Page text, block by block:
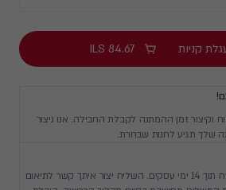
קניות ILS 84.67
וקיצור זמן ההמתנה לקבלת החבילה. אנו ניצור
שלך תגיע לחנות שבחרת.
יגיע עד ביתך עם שליח תוך 14 ימי עסקים. השליח יצור איתך קשר לתיאום